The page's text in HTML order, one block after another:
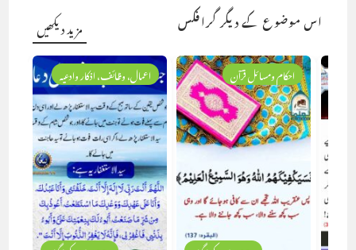
اس موضوع کے دیگر گرافکس مزید دیکھیں
احکام ومسائل قرآن اعمال، وظائف، اذکار وادعیہ